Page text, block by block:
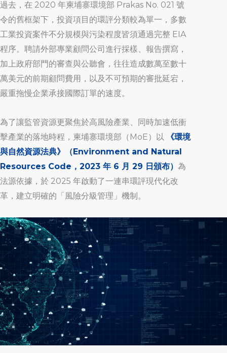
過去，在 2020 年柬埔寨環境部 Prakas No. 021 號
令的舊框架下，投資項目的環評分類較為單一，多數
工業投資案件不分規模與污染程度皆須通過完整 EIA
程序。聘請外部專業顧問公司進行採樣、報告撰寫，
加上政府部門的審查與公聽會，往往造成數萬至數十
萬美元的前期顧問費用，以及不可預期的審批延宕，
嚴重拖慢企業承接國際訂單的速度。
為了讓監管資源更聚焦於高風險產業、同時加速低衝
擊產業的落地時程，柬埔寨環境部（MoE）以
《環境
與自然資源法典》（Environment and Natural
Resources Code，2023 年 6 月 29 日頒布） 為
法源依據，於 2025 年啟動了一連串環評現代化改
革，建立明確的「風險分級管理」機制。